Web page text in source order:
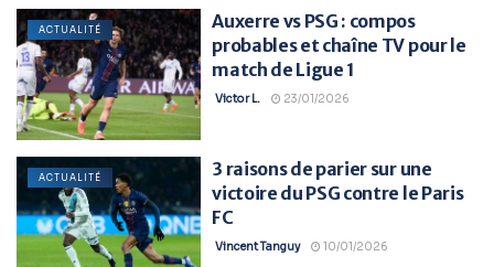
ACTUALITÉ
Auxerre vs PSG : compos
probables et chaîne TV pour le
match de Ligue 1
Victor L. 23/01/2026
ACTUALITÉ
3 raisons de parier sur une
victoire du PSG contre le Paris
FC
Vincent Tanguy 10/01/2026